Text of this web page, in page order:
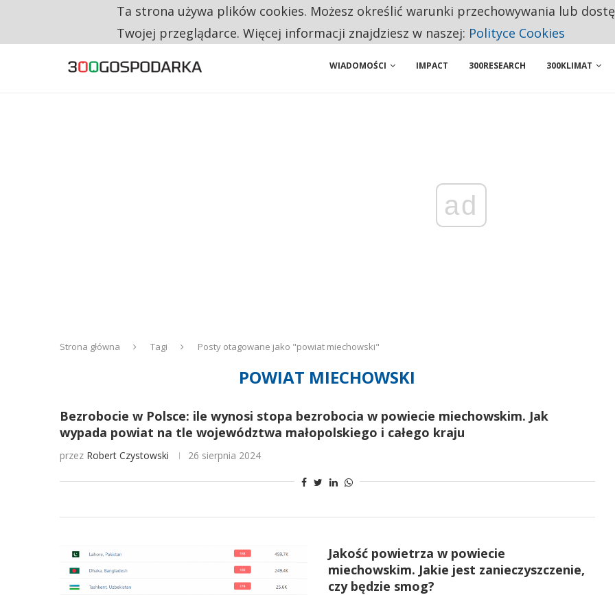
CO TRZECIĄ ZŁOTÓWKĘ Z EMERYTURY SENIORZY PRZEZNACZAJĄ NA PODSTAWOWE ZAKUPY
WIADOMOŚCI IMPACT 300RESEARCH 300KLIMAT
ad
Strona główna Tagi Posty otagowane jako "powiat miechowski"
POWIAT MIECHOWSKI
Bezrobocie w Polsce: ile wynosi stopa bezrobocia w powiecie miechowskim. Jak
wypada powiat na tle województwa małopolskiego i całego kraju
przez Robert Czystowski 26 sierpnia 2024
Jakość powietrza w powiecie
miechowskim. Jakie jest zanieczyszczenie,
czy będzie smog?
Ta strona używa plików cookies. Możesz określić warunki przechowywania lub
Twojej przeglądarce. Więcej informacji znajdziesz w naszej: Polityce Cookies